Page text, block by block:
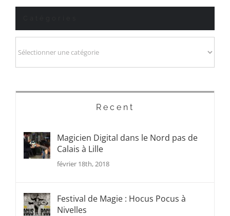
Recent
Magicien Digital dans le Nord pas de
Calais à Lille
février 18th, 2018
Festival de Magie : Hocus Pocus à
Nivelles